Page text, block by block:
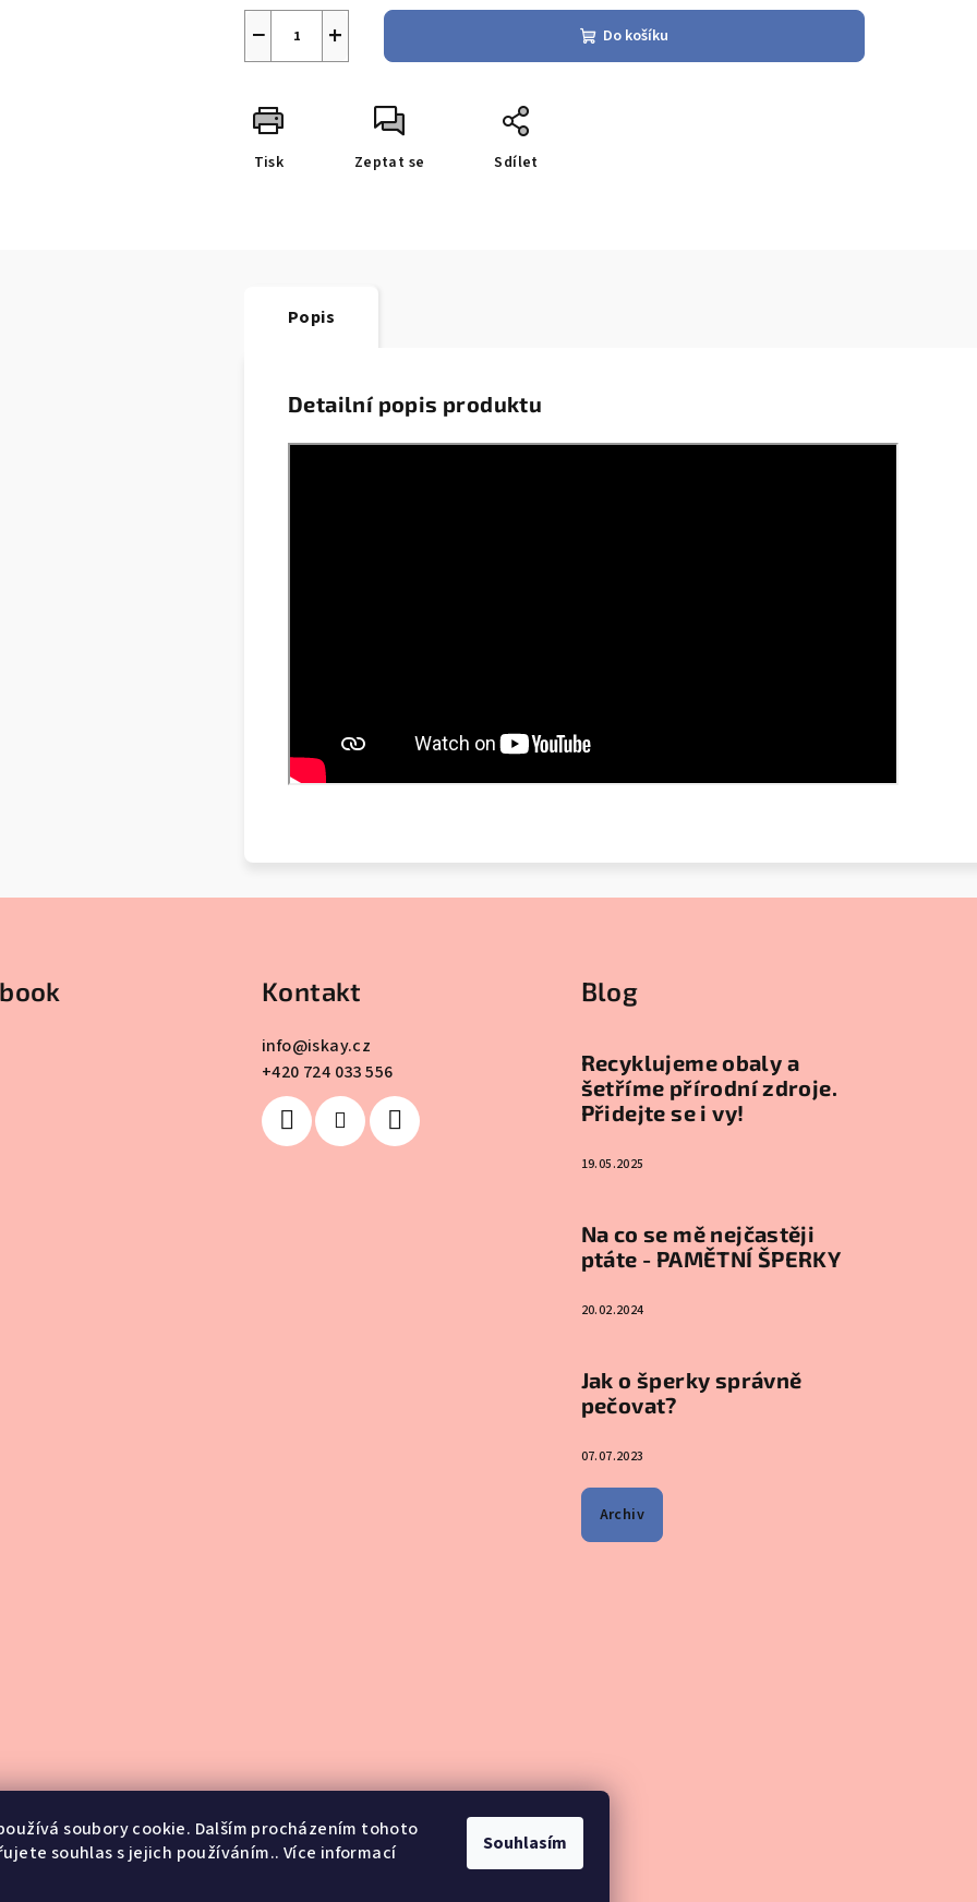
soubory cookie. Dalším procházením tohoto
souhlas s jejich používáním.. Více informací
Souhlasím
+
− Do košíku
Tisk Zeptat se Sdílet
Popis
Detailní popis produktu
Kontakt
info@iskay.cz
+420 724 033 556
Blog
Recyklujeme obaly a
šetříme přírodní zdroje.
Přidejte se i vy!
19.05.2025
Na co se mě nejčastěji
ptáte - PAMĚTNÍ ŠPERKY
20.02.2024
Jak o šperky správně
pečovat?
07.07.2023
Archiv